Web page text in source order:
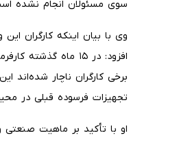
سوی مسئولان انجام نشده
وی با بیان اینکه کارگران
افزود: در ۱۵ ماه
برخی کارگران ناچار شده‌اند
تجهیزات فرسوده قبلی در
او با تأکید بر ماهیت